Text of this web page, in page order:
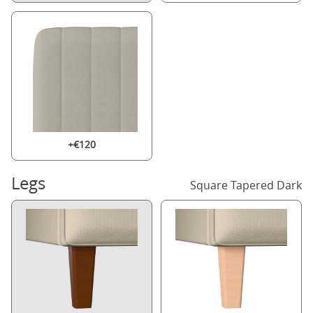
+€120
Legs Square Tapered Dark